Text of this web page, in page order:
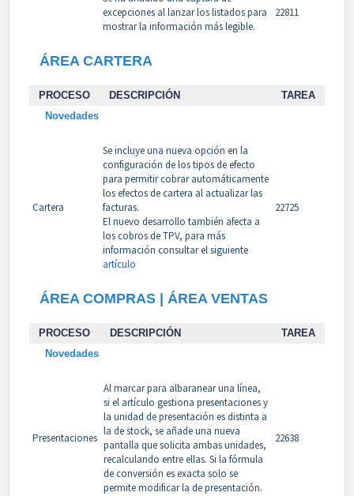
excepciones al lanzar los listados para
mostrar la información más legible.
22811
ÁREA CARTERA
PROCESO DESCRIPCIÓN
TAREA
Novedades
Cartera
Se incluye una nueva opción en la
configuración de los tipos de efecto
para permitir cobrar automáticamente
los efectos de cartera al actualizar las
facturas.
El nuevo desarrollo también afecta a
los cobros de TPV, para más
información consultar el siguiente
artículo
22725
ÁREA COMPRAS | ÁREA VENTAS
PROCESO DESCRIPCIÓN
TAREA
Novedades
Presentaciones
Al marcar para albaranear una línea,
si el artículo gestiona presentaciones y
la unidad de presentación es distinta a
la de stock, se añade una nueva
pantalla que solicita ambas unidades,
recalculando entre ellas. Si la fórmula
de conversión es exacta solo se
permite modificar la de presentación.
22638